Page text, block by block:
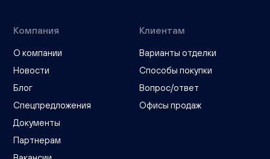
Компания
О компании
Новости
Блог
Спецпредложения
Документы
Партнерам
Клиентам
Варианты отделки
Способы покупки
Вопрос/ответ
Офисы продаж